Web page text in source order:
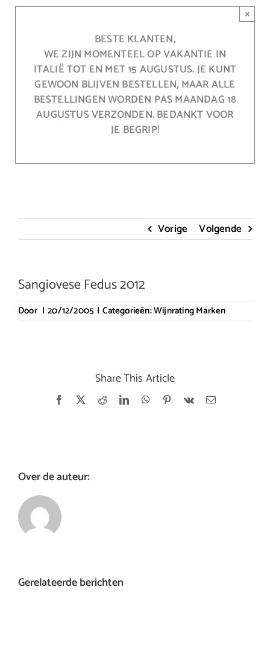
BESTE KLANTEN,
WE ZIJN MOMENTEEL OP VAKANTIE IN
ITALIË TOT EN MET 15 AUGUSTUS. JE KUNT
GEWOON BLIJVEN BESTELLEN, MAAR ALLE
BESTELLINGEN WORDEN PAS MAANDAG 18
AUGUSTUS VERZONDEN. BEDANKT VOOR
JE BEGRIP!
×
Vorige Volgende
Sangiovese Fedus 2012
Door | 20/12/2005 | Categorieën:Wijnrating Marken
Share This Article
Facebook RedditLinkedInWhatsApp
Pinterest
Vk
E-
Over de auteur:
Gerelateerde berichten